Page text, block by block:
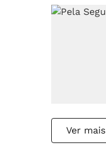
Ver mais